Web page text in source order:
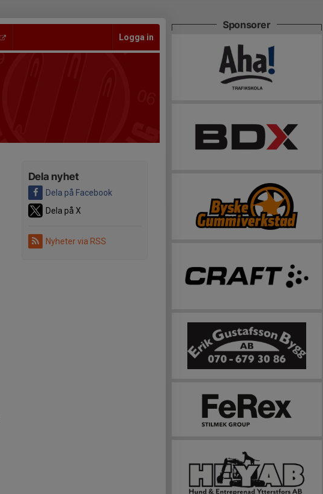
Logga in
Dela nyhet
Dela på Facebook
Dela på X
Nyheter via RSS
Sponsorer